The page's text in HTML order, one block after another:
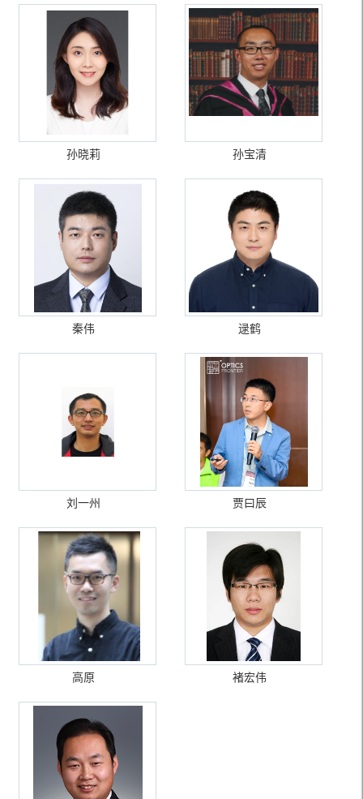
孙晓莉 孙宝清
秦伟 逯鹤
刘一州 贾曰辰
高原 褚宏伟